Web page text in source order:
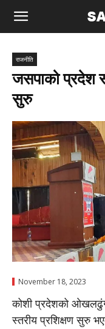
राजनीति
जसपाको प्रदेश
सुरु
November 18, 2023
कोशी प्रदेशको
स्तरीय प्रशिक्षण सुरु